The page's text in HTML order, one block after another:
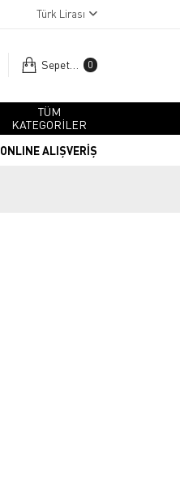
Türk Lirası
Sepetim 0
TÜM
KATEGORİLER
ONLINE ALIŞVERİŞ